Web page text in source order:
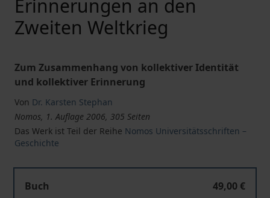
Erinnerungen an den
Zweiten Weltkrieg
Zum Zusammenhang von kollektiver Identität
und kollektiver Erinnerung
Von Dr. Karsten Stephan
Nomos, 1. Auflage 2006, 305 Seiten
Das Werk ist Teil der Reihe Nomos Universitätsschriften –
Geschichte
Buch
49,00 €